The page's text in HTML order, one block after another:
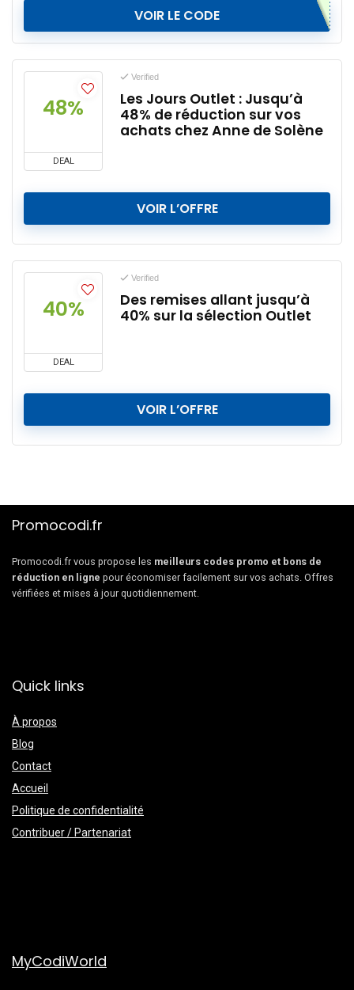
VOIR LE CODE
48%
DEAL
Verified
Les Jours Outlet : Jusqu’à
48% de réduction sur vos
achats chez Anne de Solène
VOIR L’OFFRE
40%
DEAL
Verified
Des remises allant jusqu’à
40% sur la sélection Outlet
VOIR L’OFFRE
Promocodi.fr
Promocodi.fr vous propose les meilleurs codes promo et bons de
réduction en ligne pour économiser facilement sur vos achats. Offres
vérifiées et mises à jour quotidiennement.
Quick links
À propos
Blog
Contact
Accueil
Politique de confidentialité
Contribuer / Partenariat
MyCodiWorld